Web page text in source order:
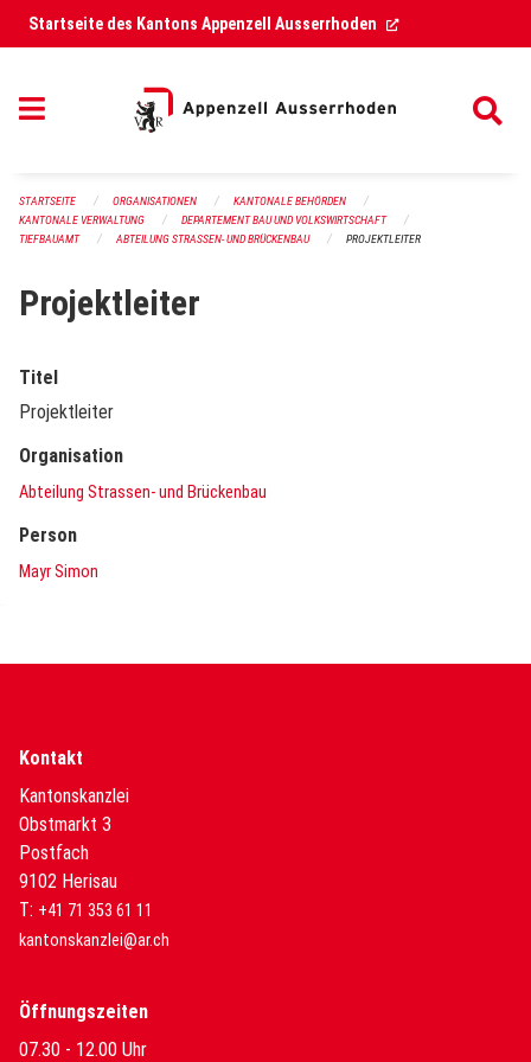
Navigation überspringen
Startseite des Kantons Appenzell Ausserrhoden (External Link)
STARTSEITE ORGANISATIONEN
KANTONALE BEHÖRDEN
KANTONALE VERWALTUNG
DEPARTEMENT BAU UND VOLKSWIRTSCHAFT
TIEFBAUAMT
ABTEILUNG STRASSEN- UND BRÜCKENBAU PROJEKTLEITER
Projektleiter
Titel
Projektleiter
Organisation
Abteilung Strassen- und Brückenbau
Person
Mayr Simon
Kontakt
Kantonskanzlei
Obstmarkt 3
Postfach
9102 Herisau
T: +41 71 353 61 11
kantonskanzlei@ar.ch
Öffnungszeiten
07.30 - 12.00 Uhr